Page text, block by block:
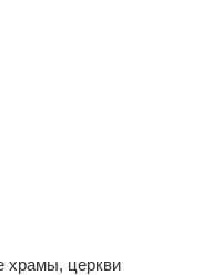
храмы, церкви